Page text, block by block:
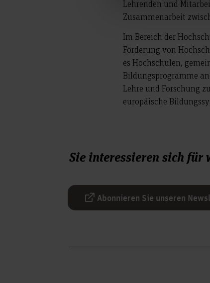
Lehrenden und
Zusammenarbeit
Im Bereich der
Förderung von
es Hochschulen,
Bildungsprogramme
Lehre und Forschung
europäische
Sie interessieren sich für
Abonnieren Sie unseren